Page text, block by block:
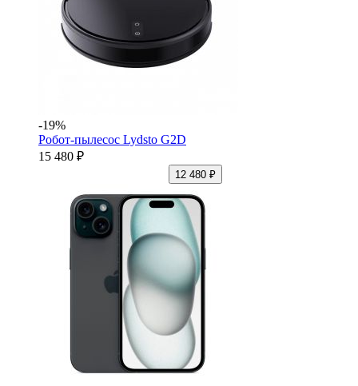
-19%
Робот-пылесос Lydsto G2D
15 480 ₽
12 480 ₽